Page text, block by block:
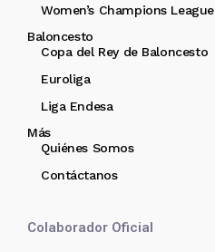
Women’s Champions League
Baloncesto
Copa del Rey de Baloncesto
Euroliga
Liga Endesa
Más
Quiénes Somos
Contáctanos
Colaborador Oficial